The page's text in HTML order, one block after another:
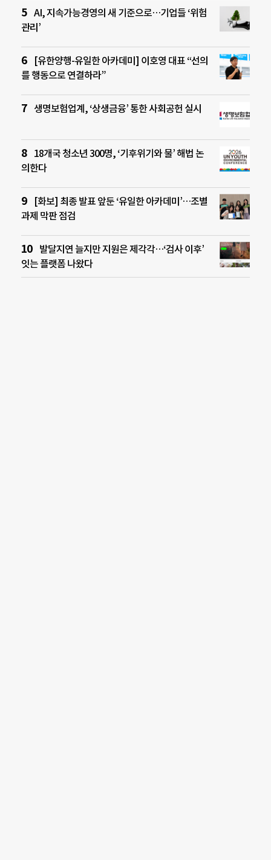
AI, 지속가능경영의 새 기준으로…기업들 ‘위험
관리’
[유한양행-유일한 아카데미] 이호영 대표 “선의
를 행동으로 연결하라”
생명보험업계, ‘상생금융’ 통한 사회공헌 실시
18개국 청소년 300명, ‘기후위기와 물’ 해법 논
의한다
[화보] 최종 발표 앞둔 ‘유일한 아카데미’…조별
과제 막판 점검
발달지연 늘지만 지원은 제각각…‘검사 이후’
잇는 플랫폼 나왔다